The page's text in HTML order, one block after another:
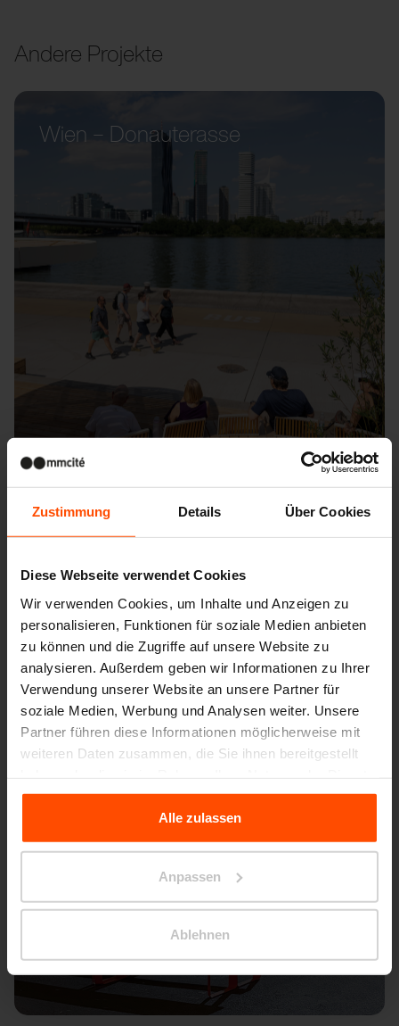
Zustimmung Details Über Cookies
Diese Webseite verwendet Cookies
Wir verwenden Cookies, um Inhalte und Anzeigen zu
personalisieren, Funktionen für soziale Medien anbieten
zu können und die Zugriffe auf unsere Website zu
analysieren. Außerdem geben wir Informationen zu Ihrer
Verwendung unserer Website an unsere Partner für
soziale Medien, Werbung und Analysen weiter. Unsere
Partner führen diese Informationen möglicherweise mit
weiteren Daten zusammen, die Sie ihnen bereitgestellt
gesammelt haben.
Für weitere Informationen besuchen Sie bitte Principles
Alle zulassen
Anpassen
Ablehnen
Andere Projekte
Wien – Donauterasse
Seattle – Popup park